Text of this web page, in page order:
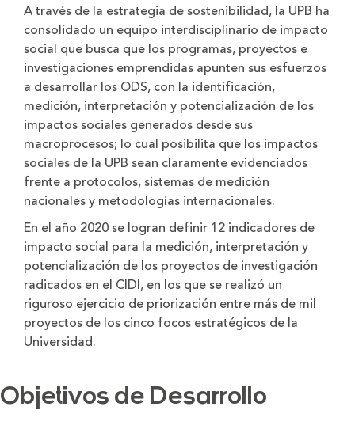
A través de la estrategia de sostenibilidad, la UPB ha
consolidado un equipo interdisciplinario de impacto
social que busca que los programas, proyectos e
investigaciones emprendidas apunten sus esfuerzos
a desarrollar los ODS, con la identificación,
medición, interpretación y potencialización de los
impactos sociales generados desde sus
macroprocesos; lo cual posibilita que los impactos
sociales de la UPB sean claramente evidenciados
frente a protocolos, sistemas de medición
nacionales y metodologías internacionales.
En el año 2020 se logran definir 12 indicadores de
impacto social para la medición, interpretación y
potencialización de los proyectos de investigación
radicados en el CIDI, en los que se realizó un
riguroso ejercicio de priorización entre más de mil
proyectos de los cinco focos estratégicos de la
Universidad.
Objetivos de Desarrollo